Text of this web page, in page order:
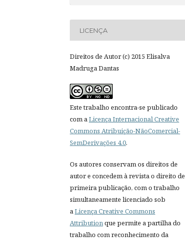
LICENÇA
Direitos de Autor (c) 2015 Elisalva
Madruga Dantas
Este trabalho encontra-se publicado
com aLicença Internacional Creative
Commons Atribuição-NãoComercial-
SemDerivações 4.0.
Os autores conservam os direitos de
autor e concedem à revista o direito de
primeira publicação, com o trabalho
simultaneamente licenciado sob
aLicença Creative Commons
Attributionque permite a partilha do
trabalho com reconhecimento da